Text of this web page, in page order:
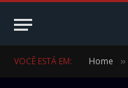
VOCÊ ESTÁ EM: Home »